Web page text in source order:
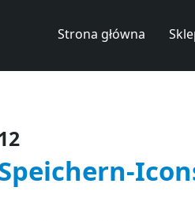
Strona główna